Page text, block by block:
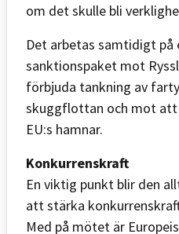
om det skulle bli
Det arbetas samtidigt
sanktionspaket mot
förbjuda tankning av
skuggflottan och mot
EU:s hamnar.
Konkurrenskraft
En viktig punkt blir den
att stärka
Med på mötet är